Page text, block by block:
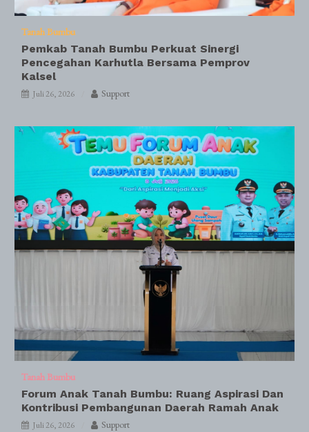
Tanah Bumbu
Pemkab Tanah Bumbu Perkuat Sinergi
Pencegahan Karhutla Bersama Pemprov
Kalsel
Juli 26, 2026 Support
Tanah Bumbu
Forum Anak Tanah Bumbu: Ruang Aspirasi Dan
Kontribusi Pembangunan Daerah Ramah Anak
Juli 26, 2026 Support